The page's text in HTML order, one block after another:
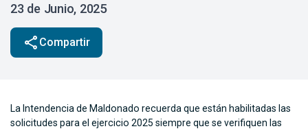
23 de Junio, 2025
share Compartir
La Intendencia de Maldonado recuerda que están habilitadas las
solicitudes para el ejercicio 2025 siempre que se verifiquen las